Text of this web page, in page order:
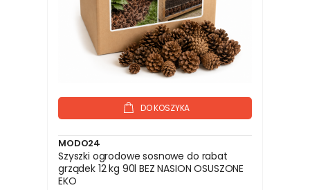
DO KOSZYKA
MODO24
Szyszki ogrodowe sosnowe do rabat
grządek 12 kg 90l BEZ NASION OSUSZONE
EKO